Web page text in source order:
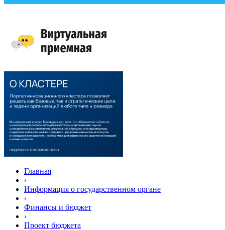
Главная
›
Информация о государственном органе
›
Финансы и бюджет
›
Проект бюджета